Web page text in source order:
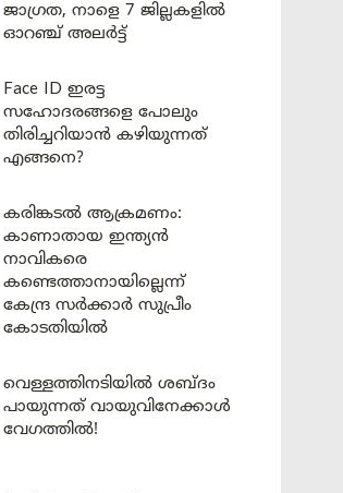
ജാഗ്രത, നാളെ 7 ജില്ലകളിൽ
ഓറഞ്ച് അലർട്ട്
Face ID ഇരട്ട
സഹോദരങ്ങളെ പോലും
തിരിച്ചറിയാൻ കഴിയുന്നത്
എങ്ങനെ?
കരിങ്കടൽ ആക്രമണം:
കാണാതായ ഇന്ത്യൻ
നാവികരെ
കണ്ടെത്താനായില്ലെന്ന്
കേന്ദ്ര സർക്കാർ സുപ്രീം
കോടതിയിൽ
വെള്ളത്തിനടിയിൽ ശബ്ദം
പായുന്നത് വായുവിനേക്കാൾ
വേഗത്തിൽ!